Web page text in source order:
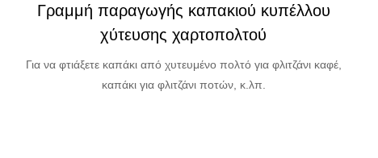
Γραμμή παραγωγής επιτραπέζιων σκευών με
χύτευση χαρτοπολτού
Για την κατασκευή επιτραπέζιων σκευών από χυτευμένο πολτό,
όπως κέλυφος, μπολ, πιάτο κ.λπ.